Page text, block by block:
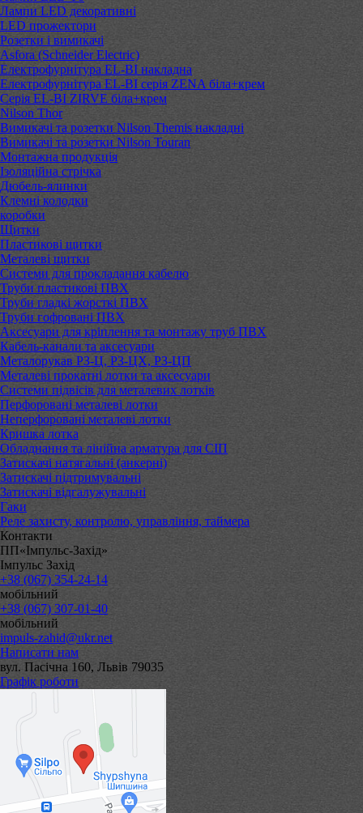
Лампи LED декоративні
LED прожектори
Розетки і вимикачі
Asfora (Schneider Electric)
Електрофурнітура EL-BI накладна
Електрофурнітура EL-BI серія ZENA біла+крем
Серія EL-BI ZIRVE біла+крем
Nilson Thor
Вимикачі та розетки Nilson Themis накладні
Вимикачі та розетки Nilson Touran
Монтажна продукція
Ізоляційна стрічка
Дюбель-ялинки
Клемні колодки
коробки
Щитки
Пластикові щитки
Металеві щитки
Системи для прокладання кабелю
Труби пластикові ПВХ
Труби гладкі жорсткі ПВХ
Труби гофровані ПВХ
Аксесуари для кріплення та монтажу труб ПВХ
Кабель-канали та аксесуари
Металорукав РЗ-Ц, РЗ-ЦХ, РЗ-ЦП
Металеві прокатні лотки та аксесуари
Системи підвісів для металевих лотків
Перфоровані металеві лотки
Неперфоровані металеві лотки
Кришка лотка
Обладнання та лінійна арматура для СІП
Затискачі натягальні (анкерні)
Затискачі підтримувальні
Затискачі відгалужувальні
Гаки
Реле захисту, контролю, управління, таймера
Контакти
ПП«Імпульс-Захід»
Імпульс Захід
+38 (067) 354-24-14
мобільний
+38 (067) 307-01-40
мобільний
impuls-zahid@ukr.net
Написати нам
вул. Пасічна 160, Львів 79035
Графік роботи